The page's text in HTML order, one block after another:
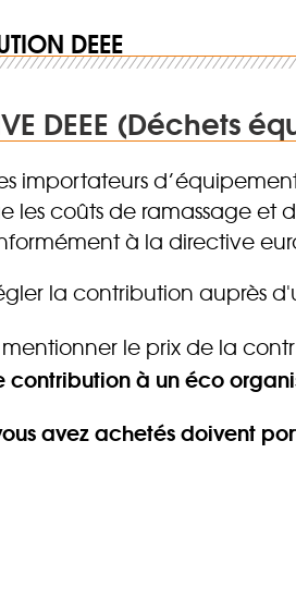
DEEE
DEEE (Déchets
importateurs
les coûts de ramassage et
à la directive
la contribution auprès
le prix de la
à un éco
avez achetés doivent